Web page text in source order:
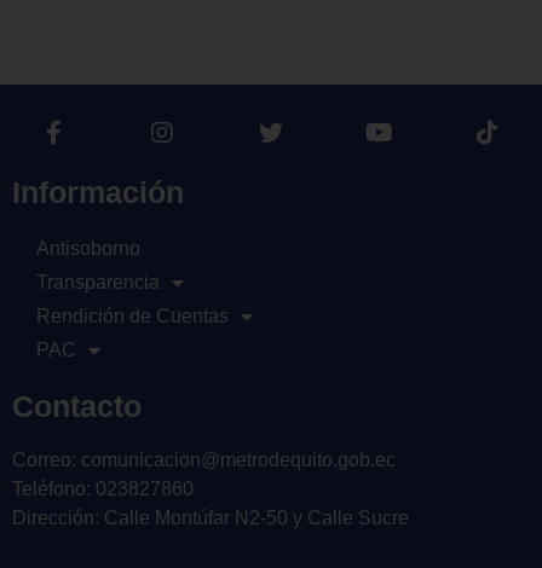
Información
Antisoborno
Transparencia
Rendición de Cuentas
PAC
Contacto
Correo: comunicacion@metrodequito.gob.ec
Teléfono: 023827860
Dirección: Calle Montúfar N2-50 y Calle Sucre